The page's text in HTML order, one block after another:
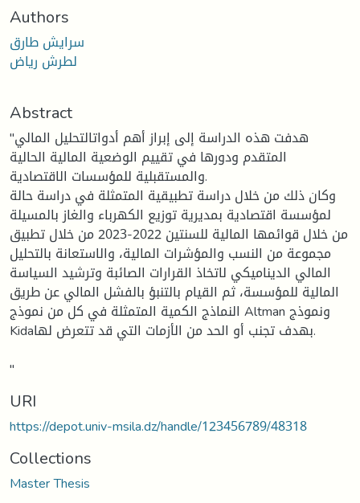
Authors
سرايش طارق
لطرش رياض
Abstract
"هدفت هذه الدراسة إلى إبراز أهم أدواتالتحليل المالي
المتقدم ودورها في تقييم الوضعية المالية الحالية
والمستقبلية للمؤسسات الاقتصادية.
وكان ذلك من خلال دراسة تطبيقية المتمثلة في دراسة حالة
لمؤسسة اقتصادية بمديرية توزيع الكهرباء والغاز بالمسيلة
من خلال قوائمها المالية للسنتين 2022-2023 من خلال تطبيق
مجموعة من النسب والمؤشرات المالية، والاستعانة بالتحليل
المالي الديناميكي لاتخاذ القرارات الصائبة وترشيد السياسة
المالية للمؤسسة، ثم القيام بالتنبؤ بالفشل المالي عن طريق
النماذج الكمية المتمثلة في كل من نموذج Altman ونموذج
Kidaبهدف تجنب أو الحد من الأزمات التي قد تتعرض لها.
"
URI
https://depot.univ-msila.dz/handle/123456789/48318
Collections
Master Thesis